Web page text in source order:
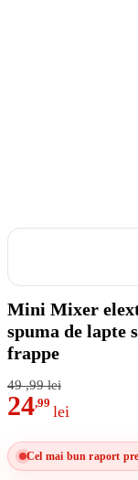
Mini Mixer
spuma de lapte
frappe
49 ,99 lei
24,99 lei
Cel mai bun raport